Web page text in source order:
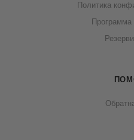
Политика
Программа